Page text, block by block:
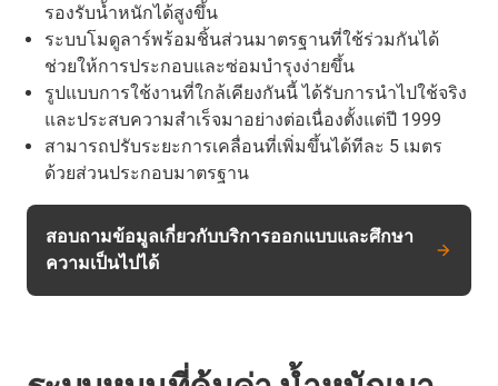
รองรับน้ำหนักได้สูงขึ้น
ระบบโมดูลาร์พร้อมชิ้นส่วนมาตรฐานที่ใช้ร่วมกันได้
ช่วยให้การประกอบและซ่อมบำรุงง่ายขึ้น
รูปแบบการใช้งานที่ใกล้เคียงกันนี้ ได้รับการนำไปใช้จริง
และประสบความสำเร็จมาอย่างต่อเนื่องตั้งแต่ปี 1999
สามารถปรับระยะการเคลื่อนที่เพิ่มขึ้นได้ทีละ 5 เมตร
ด้วยส่วนประกอบมาตรฐาน
สอบถามข้อมูลเกี่ยวกับบริการออกแบบและศึกษา
ความเป็นไปได้